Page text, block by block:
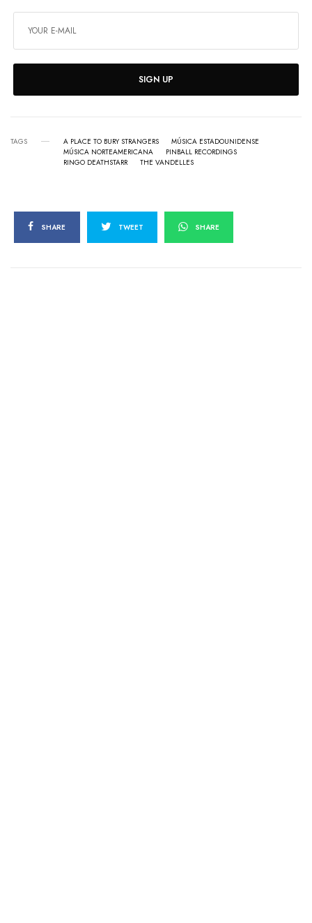
SIGN UP
TAGS A PLACE TO BURY STRANGERS
MÚSICA ESTADOUNIDENSE
MÚSICA NORTEAMERICANA
PINBALL RECORDINGS
RINGO DEATHSTARR
THE VANDELLES
SHARE TWEET SHARE